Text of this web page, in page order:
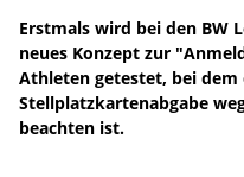
Erstmals wird bei den BW
neues Konzept zur
Athleten getestet, bei dem
Stellplatzkartenabgabe
beachten ist.